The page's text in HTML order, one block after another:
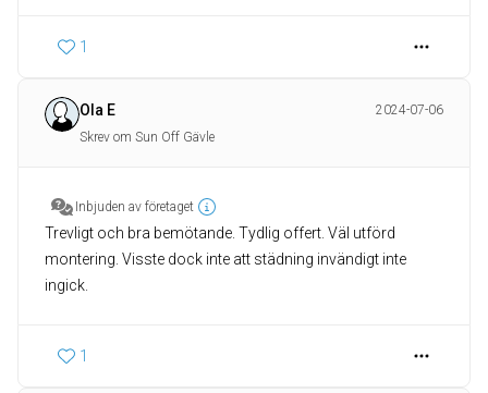
1
Ola E
2024-07-06
Skrev om Sun Off Gävle
Inbjuden av företaget
Trevligt och bra bemötande. Tydlig offert. Väl utförd
montering. Visste dock inte att städning invändigt inte
ingick.
1